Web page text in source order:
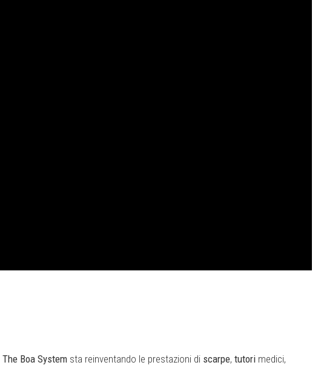
The Boa System sta reinventando le prestazioni di scarpe, tutori medici,